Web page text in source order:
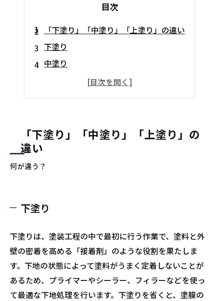
目次
「下塗り」「中塗り」「上塗り」の違い
下塗り
中塗り
なぜ3度塗りが必要？
全ての工程が必要不可欠！
「下塗り」「中塗り」「上塗り」の
違い
何が違う？
下塗り
下塗りは、塗装工程の中で最初に行う作業で、塗料と外
壁の密着を高める「接着剤」のような役割を果たしま
す。下地の状態によって塗料がうまく定着しないことが
あるため、プライマーやシーラー、フィラーなどを使っ
て最適な下地処理を行います。下塗りを省くと、塗膜の